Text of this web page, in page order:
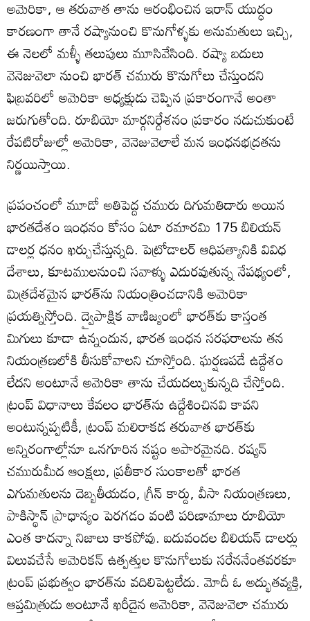
అమెరికా, ఆ తరువాత తాను ఆరంభించిన ఇరాన్‌ యుద్ధం
కారణంగా తానే రష్యానుంచి కొనుగోళ్ళకు అనుమతులు ఇచ్చి,
ఈ నెలలో మళ్ళీ తలుపులు మూసివేసింది. రష్యా బదులు
వెనెజువెలా నుంచి భారత్‌ చమురు కొనుగోలు చేస్తుందని
ఫిబ్రవరిలో అమెరికా అధ్యక్షుడు చెప్పిన ప్రకారంగానే అంతా
జరుగుతోంది. రూబియో మార్గనిర్దేశనం ప్రకారం నడుచుకుంటే
రేపటిరోజుల్లో అమెరికా, వెనెజువెలాలే మన ఇంధనభద్రతను
నిర్ణయిస్తాయి.
ప్రపంచంలో మూడో అతిపెద్ద చమురు దిగుమతిదారు అయిన
భారతదేశం ఇంధనం కోసం ఏటా రమారమి 175 బిలియన్‌
డాలర్ల ధనం ఖర్చుచేస్తున్నది. పెట్రోడాలర్‌ ఆధిపత్యానికి వివిధ
దేశాలు, కూటములనుంచి సవాళ్ళు ఎదురవుతున్న నేపథ్యంలో,
మిత్రదేశమైన భారత్‌ను నియంత్రించడానికి అమెరికా
ప్రయత్నిస్తోంది. ద్వైపాక్షిక వాణిజ్యంలో భారత్‌కు కాస్తంత
మిగులు కూడా ఉన్నందున, భారత ఇంధన సరఫరాలను తన
నియంత్రణలోకి తీసుకోవాలని చూస్తోంది. ఘర్షణపడే ఉద్దేశం
లేదని అంటూనే అమెరికా తాను చేయదల్చుకున్నది చేస్తోంది.
ట్రంప్‌ విధానాలు కేవలం భారత్‌ను ఉద్దేశించినవి కావని
అంటున్నప్పటికీ, ట్రంప్‌ మలిరాకడ తరువాత భారత్‌కు
అన్నిరంగాల్లోనూ ఒనగూరిన నష్టం అపారమైనది. రష్యన్‌
చమురుమీద ఆంక్షలు, ప్రతీకార సుంకాలతో భారత
ఎగుమతులను దెబ్బతీయడం, గ్రీన్‌ కార్డు, వీసా నియంత్రణలు,
పాకిస్థాన్‌ ప్రాధాన్యం పెరగడం వంటి పరిణామాలు రూబియో
ఎంత కాదన్నా నిజాలు కాకపోవు. ఐదువందల బిలియన్‌ డాలర్లు
విలువచేసే అమెరికన్‌ ఉత్పత్తుల కొనుగోలుకు సరేననేంతవరకూ
ట్రంప్‌ ప్రభుత్వం భారత్‌ను వదిలిపెట్టలేదు. మోదీ ఓ అద్భుతవ్యక్తి,
ఆప్తమిత్రుడు అంటూనే ఖరీదైన అమెరికా, వెనెజువెలా చమురు